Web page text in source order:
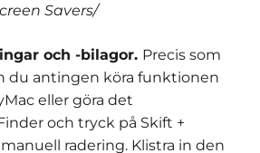
Savers/
och -bilagor. Precis som
du antingen köra funktionen
eller göra det
och tryck på Skift +
radering. Klistra in den